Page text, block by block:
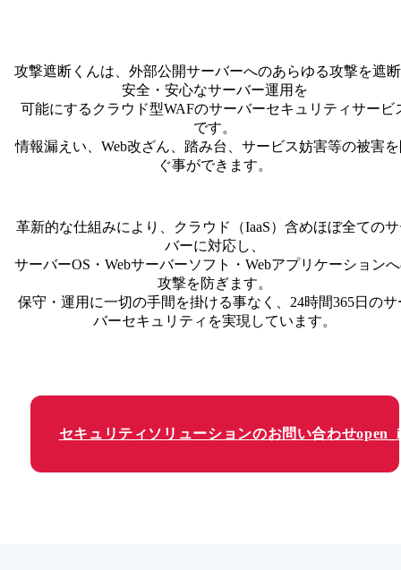
攻撃遮断くんは、外部公開サーバーへのあらゆる攻撃を遮
安全・安心なサーバー運用を
可能にするクラウド型WAFのサーバーセキュリティサービ
です。
情報漏えい、Web改ざん、踏み台、サービス妨害等の被害
ぐ事ができます。
革新的な仕組みにより、クラウド（IaaS）含めほぼ全ての
バーに対応し、
サーバーOS・Webサーバーソフト・Webアプリケーション
攻撃を防ぎます。
保守・運用に一切の手間を掛ける事なく、24時間365日のサ
バーセキュリティを実現しています。
セキュリティソリューションのお問い合わせ